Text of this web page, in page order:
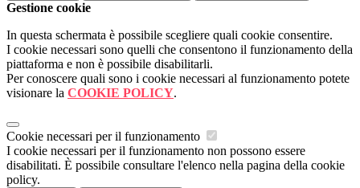
Gestione cookie
In questa schermata è possibile scegliere quali cookie consentire.
I cookie necessari sono quelli che consentono il funzionamento della
piattaforma e non è possibile disabilitarli.
Per conoscere quali sono i cookie necessari al funzionamento potete
visionare la COOKIE POLICY.
Cookie necessari per il funzionamento
I cookie necessari per il funzionamento non possono essere
disabilitati. È possibile consultare l'elenco nella pagina della cookie
policy.